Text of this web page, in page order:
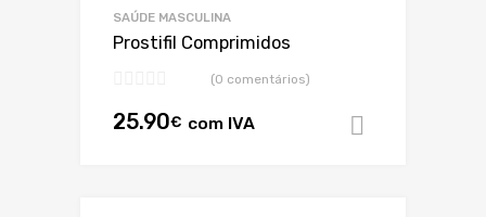
SAÚDE MASCULINA
Prostifil Comprimidos
(0 comentários)
25.90€ com IVA